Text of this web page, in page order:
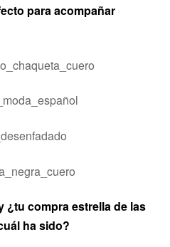
para acompañar
¿tu compra estrella de las
ha sido?